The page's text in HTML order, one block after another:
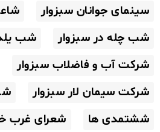
سینمای جوانان سبزوار
شب چله در سبزوار
شب
شرکت آب و فاضلاب سبزوار
شرکت سیمان لار سبزوار
ششتمدی ها
شعرای غرب